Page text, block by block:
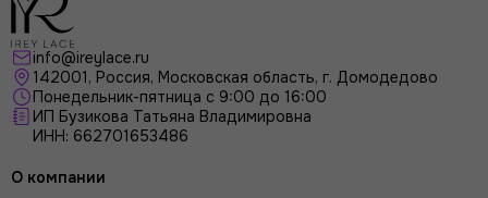
info@ireylace.ru
142001 , Россия, Московская область, г. Домодедово
Понедельник-пятница с 9:00 до 16:00
ИП Бузикова Татьяна Владимировна
ИНН: 662701653486
О компании